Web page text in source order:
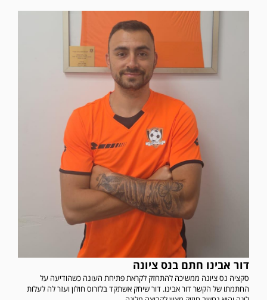
דור אבינו חתם בנס ציונה
סקציה נס ציונה ממשיכה להתחזק לקראת פתיחת העונה כשהודיעה על
החתמתו של הקשר דור אבינו. דור שיחק אשתקד בלזרוס חולון ועזר לה לעלות